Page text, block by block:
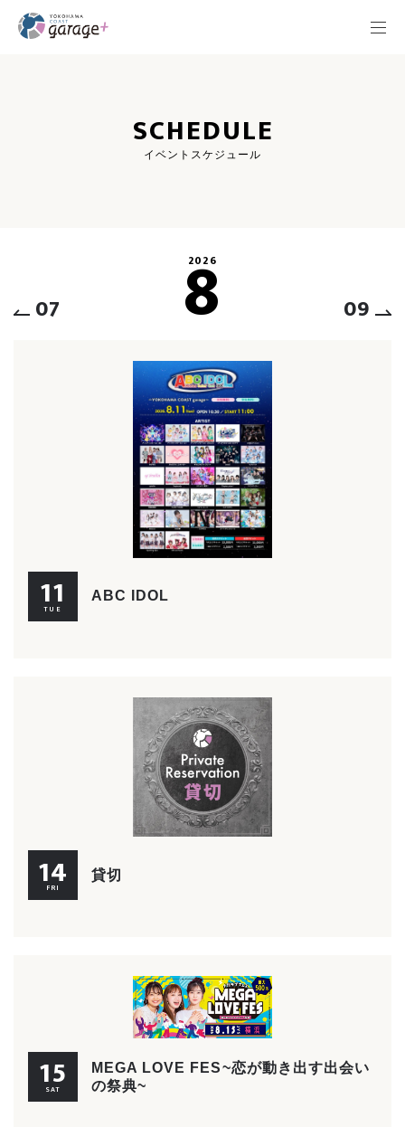
SCHEDULE
イベントスケジュール
2026
8
07 09
11
TUE
ABC IDOL
14
FRI
貸切
15
SAT
MEGA LOVE FES~恋が動き出す出会い
の祭典~